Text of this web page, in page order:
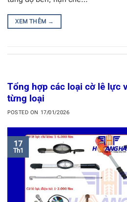
XEM THÊM →
Tổng hợp các loại cờ lê lực
từng loại
POSTED ON 17/01/2026
17
Th1